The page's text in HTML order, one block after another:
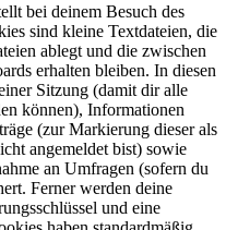
bei deinem Besuch des
sind kleine Textdateien, die
ablegt und die zwischen
erhalten bleiben. In diesen
Sitzung (damit dir alle
können), Informationen
(zur Markierung dieser als
angemeldet bist) sowie
an Umfragen (sofern du
Ferner werden deine
und eine